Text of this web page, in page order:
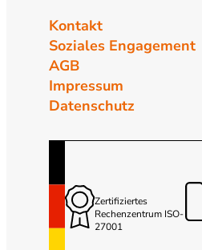
Kontakt
Soziales Engagement
AGB
Impressum
Datenschutz
Zertifiziertes
Rechenzentrum ISO-
27001